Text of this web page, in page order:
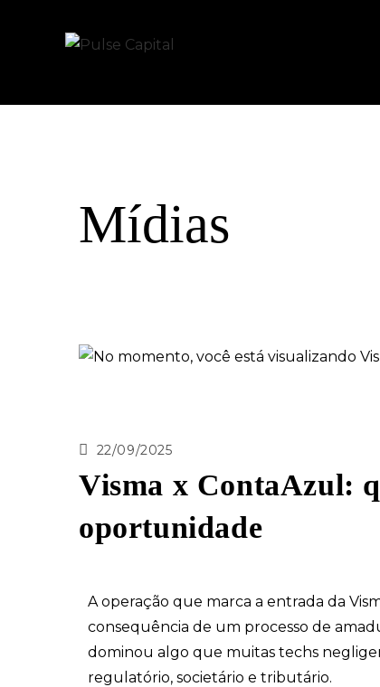
Mídias
22/09/2025
Visma x ContaAzul:
oportunidade
A operação que marca a entrada da
consequência de um processo de
dominou algo que muitas techs
regulatório, societário e tributário.